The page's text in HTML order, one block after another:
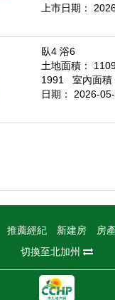
上市日期：
臥4 浴6
土地面積：
1991
室內面
日期： 2026-
推薦經紀 新建房 房
切換至北加州